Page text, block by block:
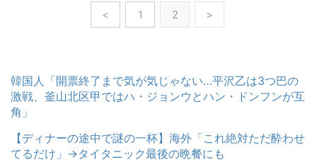
< 1 2 >
韓国人「開票終了まで気が気じゃない…平沢乙は3つ巴の
激戦、釜山北区甲ではハ・ジョンウとハン・ドンフンが互
角」
【ディナーの途中で謎の一杯】海外「これ絶対ただ酔わせ
てるだけ」→タイタニック最後の晩餐にも